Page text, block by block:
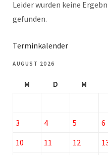
Leider wurden keine
gefunden.
Terminkalender
AUGUST 2026
M D M
3
4 5 6
10
11 12